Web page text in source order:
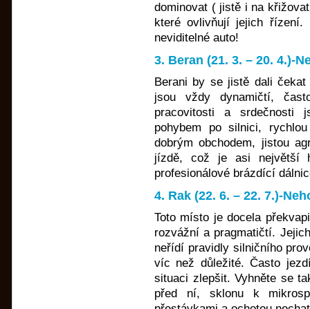
dominovat ( jistě i na
které ovlivňují jejich řízení.
neviditelné auto!
3. Beran (21. 3. – 20. 4.)-
Berani by se jistě dali
jsou vždy dynamičtí,
pracovitosti a srdečnosti
pohybem po silnici,
dobrým obchodem, jistou
jízdě, což je asi největší
profesionálové brázdící
4. Rak (22. 6. – 22. 7.)-
Toto místo je docela
rozvážní a pragmatičtí.
neřídí pravidly silničního
víc než důležité. Často
situaci zlepšit. Vyhněte se
před ní, sklonu k